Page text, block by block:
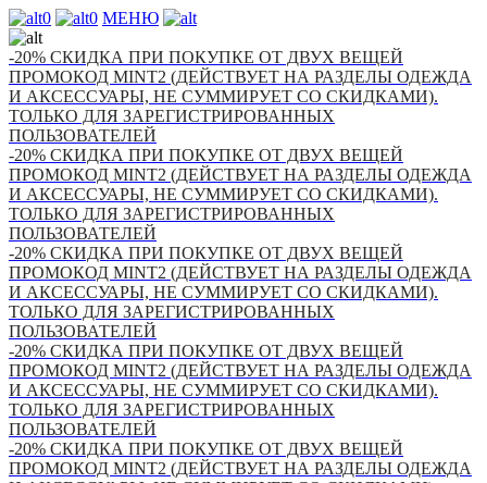
0 0 МЕНЮ
-20% СКИДКА ПРИ ПОКУПКЕ ОТ ДВУХ ВЕЩЕЙ
ПРОМОКОД MINT2 (ДЕЙСТВУЕТ НА РАЗДЕЛЫ ОДЕЖДА
И АКСЕССУАРЫ, НЕ СУММИРУЕТ СО СКИДКАМИ).
ТОЛЬКО ДЛЯ ЗАРЕГИСТРИРОВАННЫХ
ПОЛЬЗОВАТЕЛЕЙ
-20% СКИДКА ПРИ ПОКУПКЕ ОТ ДВУХ ВЕЩЕЙ
ПРОМОКОД MINT2 (ДЕЙСТВУЕТ НА РАЗДЕЛЫ ОДЕЖДА
И АКСЕССУАРЫ, НЕ СУММИРУЕТ СО СКИДКАМИ).
ТОЛЬКО ДЛЯ ЗАРЕГИСТРИРОВАННЫХ
ПОЛЬЗОВАТЕЛЕЙ
-20% СКИДКА ПРИ ПОКУПКЕ ОТ ДВУХ ВЕЩЕЙ
ПРОМОКОД MINT2 (ДЕЙСТВУЕТ НА РАЗДЕЛЫ ОДЕЖДА
И АКСЕССУАРЫ, НЕ СУММИРУЕТ СО СКИДКАМИ).
ТОЛЬКО ДЛЯ ЗАРЕГИСТРИРОВАННЫХ
ПОЛЬЗОВАТЕЛЕЙ
-20% СКИДКА ПРИ ПОКУПКЕ ОТ ДВУХ ВЕЩЕЙ
ПРОМОКОД MINT2 (ДЕЙСТВУЕТ НА РАЗДЕЛЫ ОДЕЖДА
И АКСЕССУАРЫ, НЕ СУММИРУЕТ СО СКИДКАМИ).
ТОЛЬКО ДЛЯ ЗАРЕГИСТРИРОВАННЫХ
ПОЛЬЗОВАТЕЛЕЙ
-20% СКИДКА ПРИ ПОКУПКЕ ОТ ДВУХ ВЕЩЕЙ
ПРОМОКОД MINT2 (ДЕЙСТВУЕТ НА РАЗДЕЛЫ ОДЕЖДА